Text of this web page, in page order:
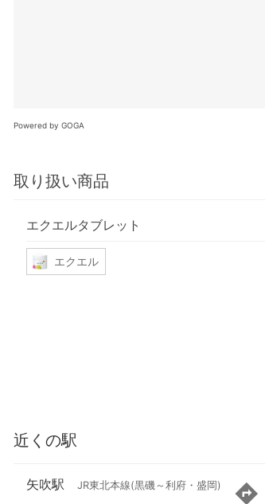
Powered by GOGA
取り扱い商品
エクエルタブレット
エクエル
近くの駅
矢吹駅 JR東北本線(黒磯～利府・盛岡)